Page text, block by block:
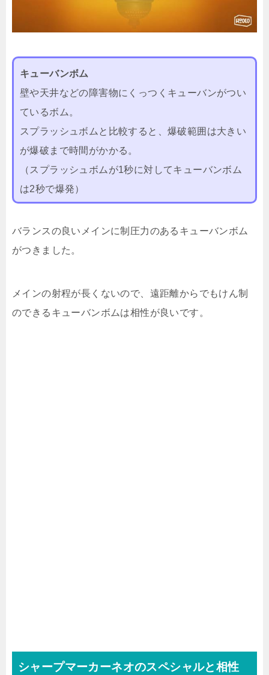
キューバンボム
壁や天井などの障害物にくっつくキューバンがつい
ているボム。
スプラッシュボムと比較すると、爆破範囲は大きい
が爆破まで時間がかかる。
（スプラッシュボムが1秒に対してキューバンボム
は2秒で爆発）
バランスの良いメインに制圧力のあるキューバンボム
がつきました。
メインの射程が長くないので、遠距離からでもけん制
のできるキューバンボムは相性が良いです。
シャープマーカーネオのスペシャルと相性